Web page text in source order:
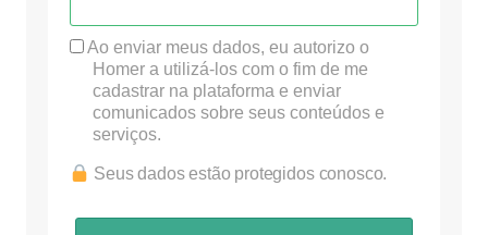
Ao enviar meus dados, eu autorizo o
Homer a utilizá-los com o fim de me
cadastrar na plataforma e enviar
comunicados sobre seus conteúdos e
serviços.
Seus dados estão protegidos conosco.